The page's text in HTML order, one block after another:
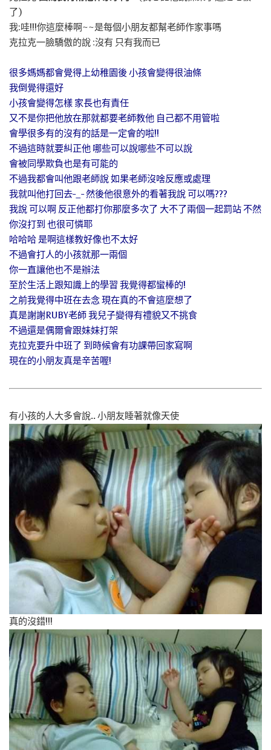
了)
我:哇!!!你這麼棒啊~~是每個小朋友都幫老師作家事嗎
克拉克一臉驕傲的說 :沒有 只有我而已
很多媽媽都會覺得上幼稚園後 小孩會變得很油條
我倒覺得還好
小孩會變得怎樣 家長也有責任
又不是你把他放在那就都要老師教他 自己都不用管啦
會學很多有的沒有的話是一定會的啦!!
不過這時就要糾正他 哪些可以說哪些不可以說
會被同學欺負也是有可能的
不過我都會叫他跟老師說 如果老師沒啥反應或處理
我就叫他打回去-_- 然後他很意外的看著我說 可以嗎???
我說 可以啊 反正他都打你那麼多次了 大不了兩個一起罰站 不然
你沒打到 也很可憐耶
哈哈哈 是啊這樣教好像也不太好
不過會打人的小孩就那一兩個
你一直讓他也不是辦法
至於生活上跟知識上的學習 我覺得都蠻棒的!
之前我覺得中班在去念 現在真的不會這麼想了
真是謝謝RUBY老師 我兒子變得有禮貌又不挑食
不過還是偶爾會跟妹妹打架
克拉克要升中班了 到時候會有功課帶回家寫啊
現在的小朋友真是辛苦喔!
有小孩的人大多會說.. 小朋友睡著就像天使
真的沒錯!!!